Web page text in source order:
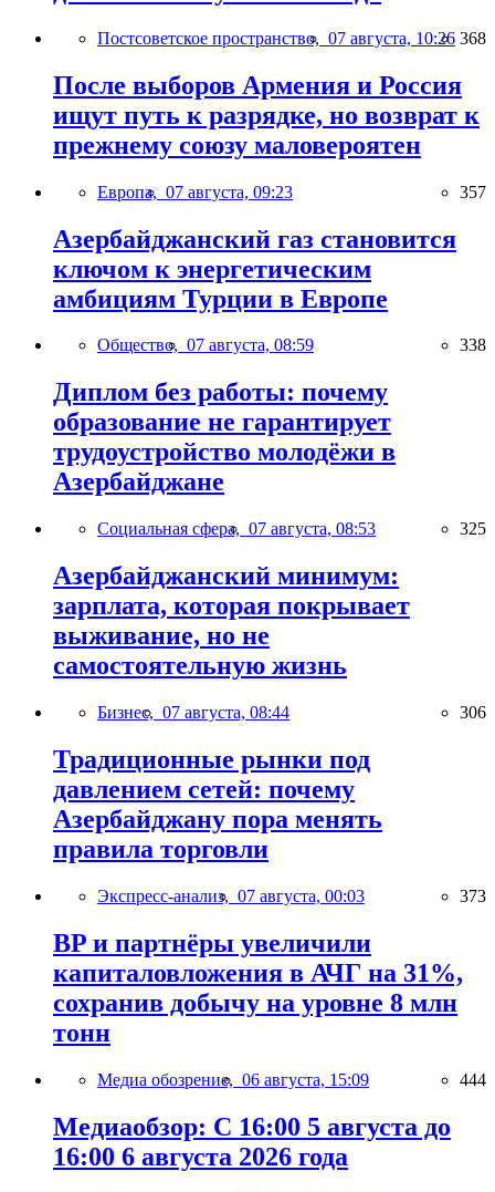
Постсоветское пространство, 07 августа, 10:26 368
После выборов Армения и Россия
ищут путь к разрядке, но возврат к
прежнему союзу маловероятен
Европа, 07 августа, 09:23 357
Азербайджанский газ становится
ключом к энергетическим
амбициям Турции в Европе
Общество, 07 августа, 08:59 338
Диплом без работы: почему
образование не гарантирует
трудоустройство молодёжи в
Азербайджане
Социальная сфера, 07 августа, 08:53 325
Азербайджанский минимум:
зарплата, которая покрывает
выживание, но не
самостоятельную жизнь
Бизнес, 07 августа, 08:44 306
Традиционные рынки под
давлением сетей: почему
Азербайджану пора менять
правила торговли
Экспресс-анализ, 07 августа, 00:03 373
BP и партнёры увеличили
капиталовложения в АЧГ на 31%,
сохранив добычу на уровне 8 млн
тонн
Медиа обозрение, 06 августа, 15:09 444
Медиаобзор: С 16:00 5 августа до
16:00 6 августа 2026 года